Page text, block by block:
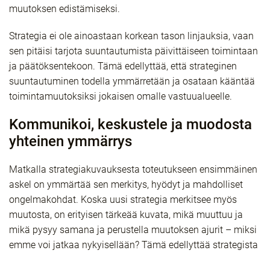
muutoksen edistämiseksi.
Strategia ei ole ainoastaan korkean tason linjauksia, vaan
sen pitäisi tarjota suuntautumista päivittäiseen toimintaan
ja päätöksentekoon. Tämä edellyttää, että strateginen
suuntautuminen todella ymmärretään ja osataan kääntää
toimintamuutoksiksi jokaisen omalle vastuualueelle.
Kommunikoi, keskustele ja muodosta
yhteinen ymmärrys
Matkalla strategiakuvauksesta toteutukseen ensimmäinen
askel on ymmärtää sen merkitys, hyödyt ja mahdolliset
ongelmakohdat. Koska uusi strategia merkitsee myös
muutosta, on erityisen tärkeää kuvata, mikä muuttuu ja
mikä pysyy samana ja perustella muutoksen ajurit – miksi
emme voi jatkaa nykyisellään? Tämä edellyttää strategista